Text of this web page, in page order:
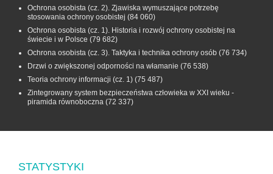
Ochrona osobista (cz. 2). Zjawiska wymuszające potrzebę
stosowania ochrony osobistej (84 060)
Ochrona osobista (cz. 1). Historia i rozwój ochrony osobistej na
świecie i w Polsce (79 682)
Ochrona osobista (cz. 3). Taktyka i technika ochrony osób (76 734)
Drzwi o zwiększonej odporności na włamanie (76 538)
Teoria ochrony informacji (cz. 1) (75 487)
Zintegrowany system bezpieczeństwa człowieka w XXI wieku -
piramida równoboczna (72 337)
STATYSTYKI